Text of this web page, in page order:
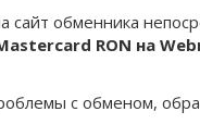
сайт обменника
RON на
с обменом,